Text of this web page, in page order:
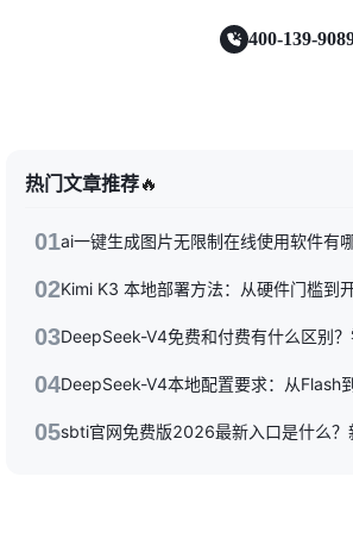
能源及制造业
400-139-
热门文章推荐🔥
01ai一键生成图片无限制在线使用软件有哪
02
03
04
05